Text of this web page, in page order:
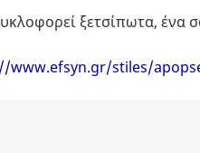
ξετσίπωτα, ένα
www.efsyn.gr/stiles/